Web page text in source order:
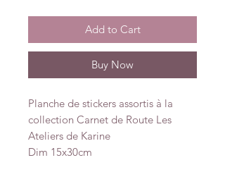
Add to Cart
Buy Now
Planche de stickers assortis à la
collection Carnet de Route Les
Ateliers de Karine
Dim 15x30cm